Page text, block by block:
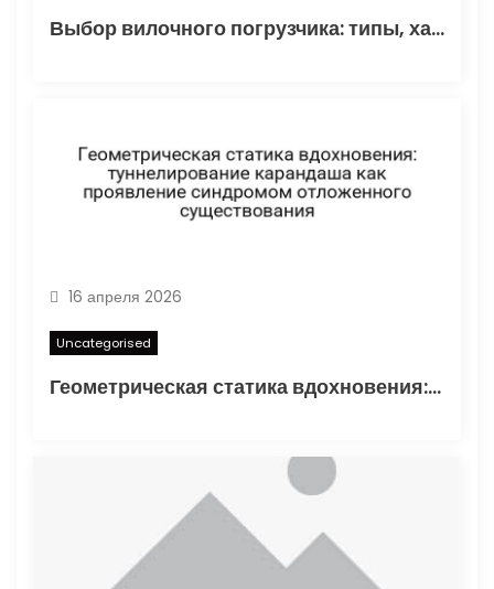
Выбор вилочного погрузчика: типы, характеристики и области применения
16 апреля 2026
Uncategorised
Геометрическая статика вдохновения: туннелирование карандаша как проявление синдромом отложенного существования